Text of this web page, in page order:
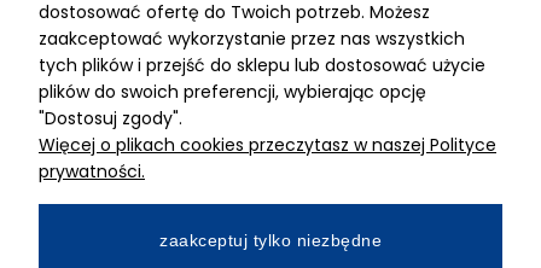
MIMARI sp z o.o.
ul. Kurkowa 12
50-210 Wrocław
Dane rejestracyjne
NIP:8982325327
Wpłacony w całości
dostosować ofertę do Twoich potrzeb. Możesz
zaakceptować wykorzystanie przez nas wszystkich
tych plików i przejść do sklepu lub dostosować użycie
plików do swoich preferencji, wybierając opcję
"Dostosuj zgody".
Więcej o plikach cookies przeczytasz w naszej Polityce
prywatności.
zaakceptuj tylko niezbędne